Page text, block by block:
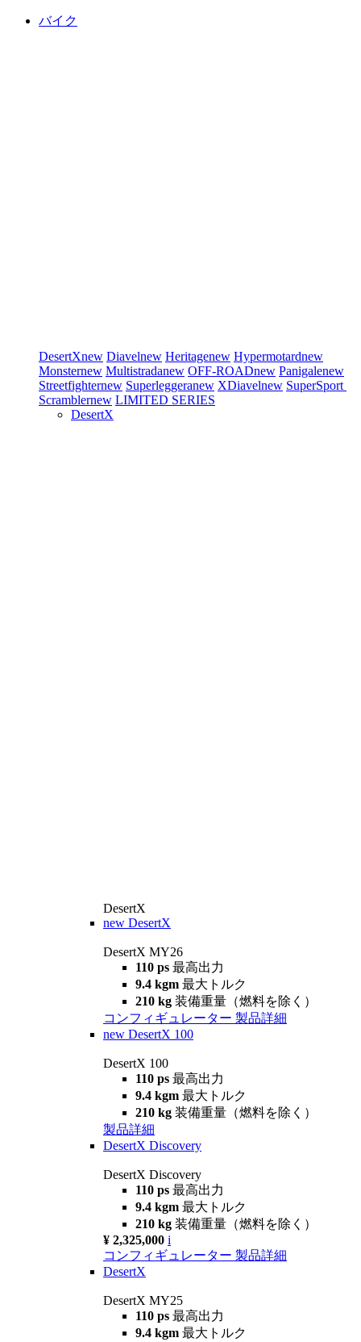
バイク
DesertXnew Diavelnew Heritagenew Hypermotardnew
Monsternew Multistradanew OFF-ROADnew Panigalenew
Streetfighternew Superleggeranew XDiavelnew SuperSport
Scramblernew LIMITED SERIES
DesertX
DesertX
new DesertX
DesertX MY26
110 ps 最高出力
9.4 kgm 最大トルク
210 kg 装備重量（燃料を除く）
コンフィギュレーター 製品詳細
new DesertX 100
DesertX 100
110 ps 最高出力
9.4 kgm 最大トルク
210 kg 装備重量（燃料を除く）
製品詳細
DesertX Discovery
DesertX Discovery
110 ps 最高出力
9.4 kgm 最大トルク
210 kg 装備重量（燃料を除く）
¥ 2,325,000 i
コンフィギュレーター 製品詳細
DesertX
DesertX MY25
110 ps 最高出力
9.4 kgm 最大トルク